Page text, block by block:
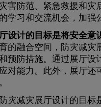
害防范、紧急救援和
学习和交流机会，加强
设计的目标是将安全意
的融合空间，防灾减
预防措施。通过展厅
对能力。此外，展厅
减灾展厅设计的目标